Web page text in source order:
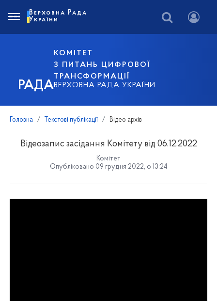
РАДА
КОМІТЕТ
З ПИТАНЬ ЦИФРОВОЇ
ТРАНСФОРМАЦІЇ
ВЕРХОВНА РАДА УКРАЇНИ
Верховна Рада
України
Головна Текстові публікації Відео архів
Відеозапис засідання Комітету від 06.12.2022
Комітет
Опубліковано 09 грудня 2022, о 13:24